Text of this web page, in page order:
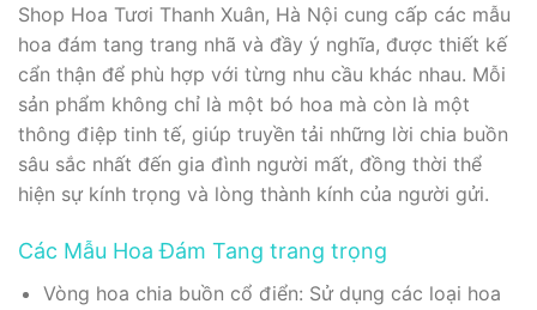
Shop Hoa Tươi Thanh Xuân, Hà Nội cung cấp các mẫu
hoa đám tang trang nhã và đầy ý nghĩa, được thiết kế
cẩn thận để phù hợp với từng nhu cầu khác nhau. Mỗi
sản phẩm không chỉ là một bó hoa mà còn là một
thông điệp tinh tế, giúp truyền tải những lời chia buồn
sâu sắc nhất đến gia đình người mất, đồng thời thể
hiện sự kính trọng và lòng thành kính của người gửi.
Các Mẫu Hoa Đám Tang trang trọng
Vòng hoa chia buồn cổ điển: Sử dụng các loại hoa